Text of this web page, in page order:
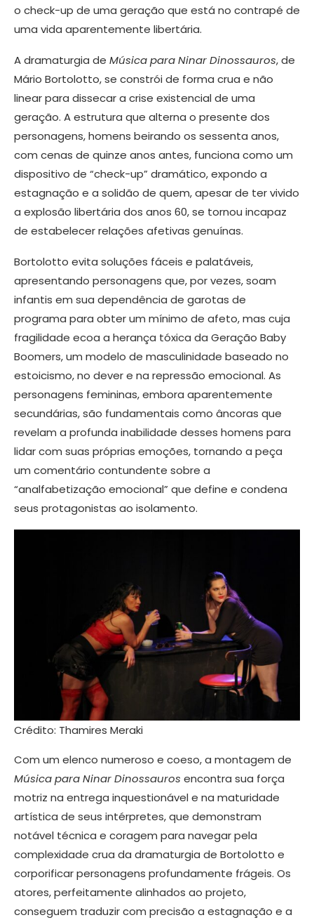
o check-up de uma geração que está no contrapé de
uma vida aparentemente libertária.
A dramaturgia de Música para Ninar Dinossauros, de
Mário Bortolotto, se constrói de forma crua e não
linear para dissecar a crise existencial de uma
geração. A estrutura que alterna o presente dos
personagens, homens beirando os sessenta anos,
com cenas de quinze anos antes, funciona como um
dispositivo de “check-up” dramático, expondo a
estagnação e a solidão de quem, apesar de ter vivido
a explosão libertária dos anos 60, se tornou incapaz
de estabelecer relações afetivas genuínas.
Bortolotto evita soluções fáceis e palatáveis,
apresentando personagens que, por vezes, soam
infantis em sua dependência de garotas de
programa para obter um mínimo de afeto, mas cuja
fragilidade ecoa a herança tóxica da Geração Baby
Boomers, um modelo de masculinidade baseado no
estoicismo, no dever e na repressão emocional. As
personagens femininas, embora aparentemente
secundárias, são fundamentais como âncoras que
revelam a profunda inabilidade desses homens para
lidar com suas próprias emoções, tornando a peça
um comentário contundente sobre a
“analfabetização emocional” que define e condena
seus protagonistas ao isolamento.
Crédito: Thamires Meraki
Com um elenco numeroso e coeso, a montagem de
Música para Ninar Dinossauros encontra sua força
motriz na entrega inquestionável e na maturidade
artística de seus intérpretes, que demonstram
notável técnica e coragem para navegar pela
complexidade crua da dramaturgia de Bortolotto e
corporificar personagens profundamente frágeis. Os
atores, perfeitamente alinhados ao projeto,
conseguem traduzir com precisão a estagnação e a